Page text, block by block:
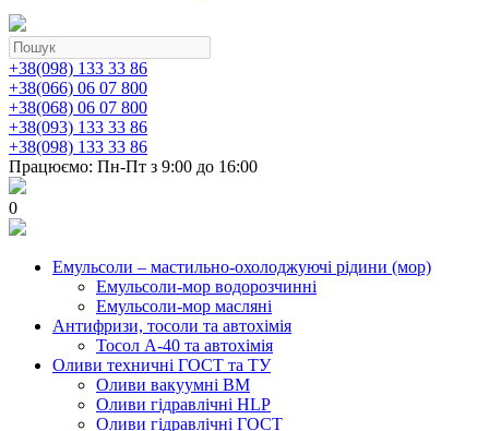
+38(098) 133 33 86
+38(066) 06 07 800
+38(068) 06 07 800
+38(093) 133 33 86
+38(098) 133 33 86
Працюємо: Пн-Пт з 9:00 до 16:00
0
Емульсоли – мастильно-охолоджуючі рідини (мор)
Емульсоли-мор водорозчинні
Емульсоли-мор масляні
Антифризи, тосоли та автохімія
Тосол А-40 та автохімія
Оливи техничні ГОСТ та ТУ
Оливи вакуумні ВМ
Оливи гідравлічні HLP
Оливи гідравлічні ГОСТ